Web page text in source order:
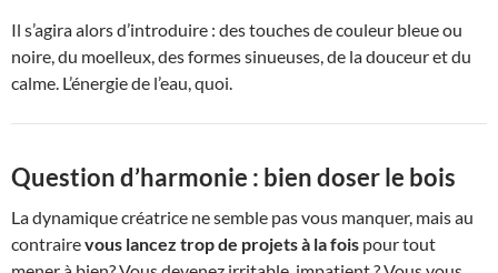
Il s’agira alors d’introduire : des touches de couleur bleue ou
noire, du moelleux, des formes sinueuses, de la douceur et du
calme. L’énergie de l’eau, quoi.
Question d’harmonie : bien doser le bois
La dynamique créatrice ne semble pas vous manquer, mais au
contrairevous lancez trop de projets à la fois pour tout